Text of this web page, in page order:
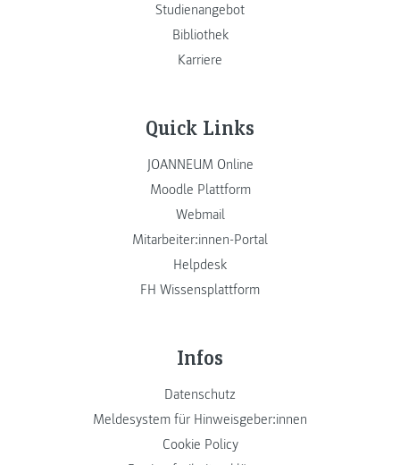
Studienangebot
Bibliothek
Karriere
Quick Links
JOANNEUM Online
Moodle Plattform
Webmail
Mitarbeiter:innen-Portal
Helpdesk
FH Wissensplattform
Infos
Datenschutz
Meldesystem für Hinweisgeber:innen
Cookie Policy